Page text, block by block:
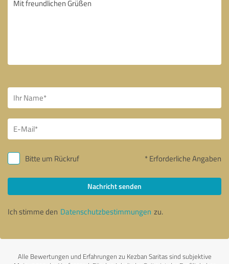
Bitte um Rückruf * Erforderliche Angaben
Nachricht senden
Ich stimme den Datenschutzbestimmungen zu.
Alle Bewertungen und Erfahrungen zu Kezban Saritas sind subjektive